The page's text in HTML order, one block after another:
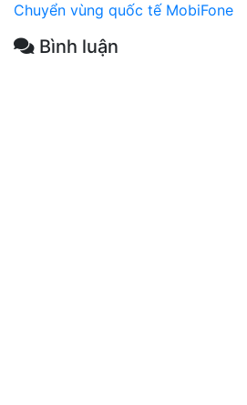
Chuyển vùng quốc tế MobiFone
Bình luận